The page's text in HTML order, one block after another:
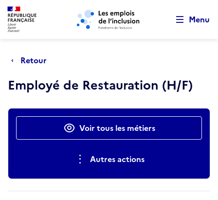
Aller au menu principal Aller au contenu principal
Menu
Retour
Employé de Restauration (H/F)
Actions rapidesVoir tous les métiers
Autres actions
Retour au début de la page
Panneau de gestion des cookies